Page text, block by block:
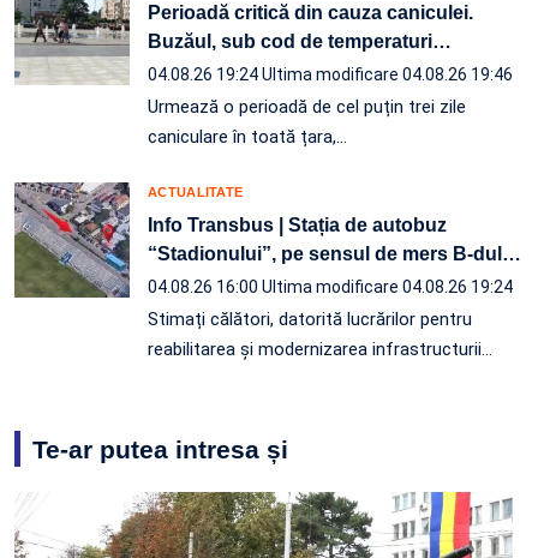
Perioadă critică din cauza caniculei.
Buzăul, sub cod de temperaturi…
04.08.26 19:24Ultima modificare 04.08.26 19:46
Urmează o perioadă de cel puțin trei zile
caniculare în toată țara,…
ACTUALITATE
Info Transbus | Stația de autobuz
“Stadionului”, pe sensul de mers B-dul …
04.08.26 16:00 Ultima modificare 04.08.26 19:24
Stimați călători, datorită lucrărilor pentru
reabilitarea și modernizarea infrastructurii…
Te-ar putea intresa și